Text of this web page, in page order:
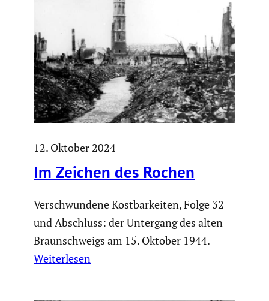
12. Oktober 2024
Im Zeichen des Rochen
Verschwundene Kostbarkeiten, Folge 32
und Abschluss: der Untergang des alten
Braunschweigs am 15. Oktober 1944.
Weiterlesen